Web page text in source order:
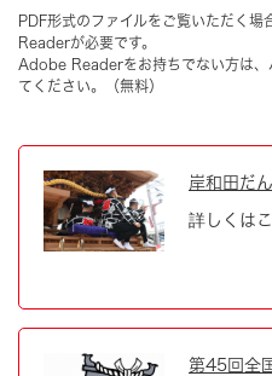
PDF形式のファイルをご覧いただく
Readerが必要です。
Adobe Readerをお持ちでない方は、
てください。（無料）
岸和田だ
詳しくは
第45回全